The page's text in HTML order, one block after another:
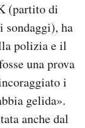
(partito di
sondaggi), ha
polizia e il
una prova
i
gelida».
anche dal